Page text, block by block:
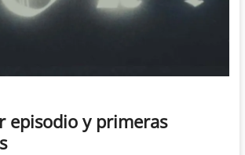
episodio y primeras